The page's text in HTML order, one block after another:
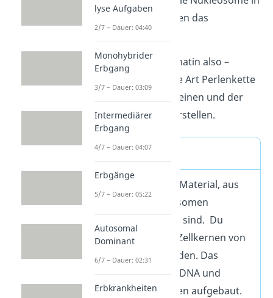
einem Strang ergeben das
Chromatin
Du kannst dir Chromatin also –
vereinfacht – als eine Art Perlenkette
aus den Histon-Proteinen und der
gewickelten DNA vorstellen.
Definition
Chromatin ist das Material, aus
welchem Chromosomen
zusammengesetzt sind. Du
kannst es nur bei Zellkernen von
Eukaryoten vorfinden. Das
Chromatin ist aus DNA und
speziellen Proteinen aufgebaut.
lyse Aufgaben
2/7 – Dauer: 04:40
Monohybrider
Erbgang
3/7 – Dauer: 03:09
Intermediärer
Erbgang
4/7 – Dauer: 04:07
Erbgänge
5/7 – Dauer: 05:22
Autosomal
Dominant
6/7 – Dauer: 02:31
Erbkrankheiten